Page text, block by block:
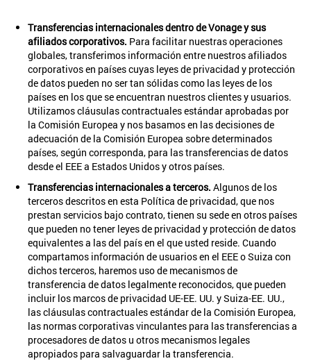
Transferencias internacionales dentro de Vonage y sus
afiliados corporativos. Para facilitar nuestras operaciones
globales, transferimos información entre nuestros afiliados
corporativos en países cuyas leyes de privacidad y protección
de datos pueden no ser tan sólidas como las leyes de los
países en los que se encuentran nuestros clientes y usuarios.
Utilizamos cláusulas contractuales estándar aprobadas por
la Comisión Europea y nos basamos en las decisiones de
adecuación de la Comisión Europea sobre determinados
países, según corresponda, para las transferencias de datos
desde el EEE a Estados Unidos y otros países.
Transferencias internacionales a terceros. Algunos de los
terceros descritos en esta Política de privacidad, que nos
prestan servicios bajo contrato, tienen su sede en otros países
que pueden no tener leyes de privacidad y protección de datos
equivalentes a las del país en el que usted reside. Cuando
compartamos información de usuarios en el EEE o Suiza con
dichos terceros, haremos uso de mecanismos de
transferencia de datos legalmente reconocidos, que pueden
incluir los marcos de privacidad UE-EE. UU. y Suiza-EE. UU.,
las cláusulas contractuales estándar de la Comisión Europea,
las normas corporativas vinculantes para las transferencias a
procesadores de datos u otros mecanismos legales
apropiados para salvaguardar la transferencia.